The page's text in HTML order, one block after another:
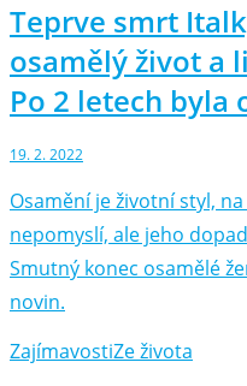
Teprve smrt
osamělý život a
Po 2 letech byla
19. 2. 2022
Osamění je životní styl,
nepomyslí, ale jeho
Smutný konec osamělé
novin.
ZajímavostiZe života